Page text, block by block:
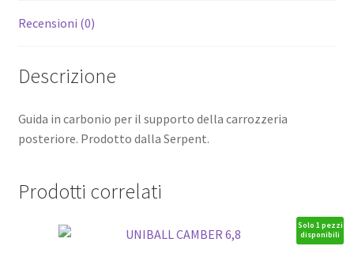
Recensioni (0)
Descrizione
Guida in carbonio per il supporto della carrozzeria
posteriore. Prodotto dalla Serpent.
Prodotti correlati
Solo 1 pezzi
disponibili